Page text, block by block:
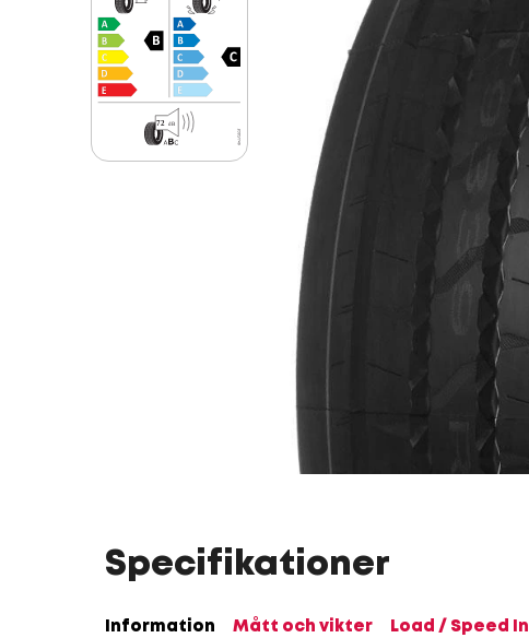
Specifikationer
Information Mått och vikter Load / Speed